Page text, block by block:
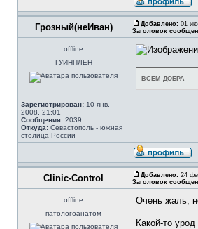
Грозный(неИван) Добавлено: 01
Заголовок
offline
ГУИНПЛЕН
Зарегистрирован: 10 янв,
2008, 21:01
Сообщения: 2039
Откуда: Севастополь - южная
столица России
ВСЕМ ДОБРА
Clinic-Control Добавлено: 24
Заголовок
offline
патологоанатом
Очень жаль,
Какой-то урод